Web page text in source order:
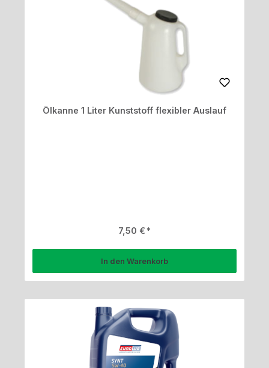
Ölkanne 1 Liter Kunststoff flexibler Auslauf
Regulärer Preis:
7,50 €
In den Warenkorb